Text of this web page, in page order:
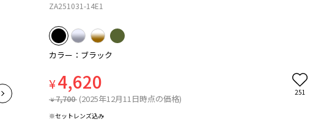
ZA251031-14E1
カラー：ブラック
¥4,620
¥ 7,700 (2025年12月11日時点の価格)
251
※セットレンズ込み